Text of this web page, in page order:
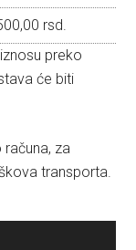
rsd.
preko
će biti
za
transporta.